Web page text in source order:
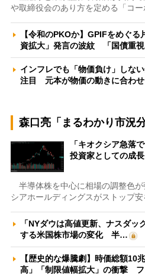
や取締役会のあり方を定める「コー
【令和のPKOか】GPIFをめぐ
資拡大」発言の波紋 「国債重
インフレでも「物価負け」しな
注目 元本が物価の動きに合わ
森口亮「まるわかり市況分
「キオクシア急落
投資家としての成
半導体株を中心に相場の調整色が
シアホールディングスがストップ
「NYダウは高値更新、ナスダ
する米国株市場の変化 半…
【歴史的な爆騰劇】時価総額10
高」「制限値幅拡大」の衝撃